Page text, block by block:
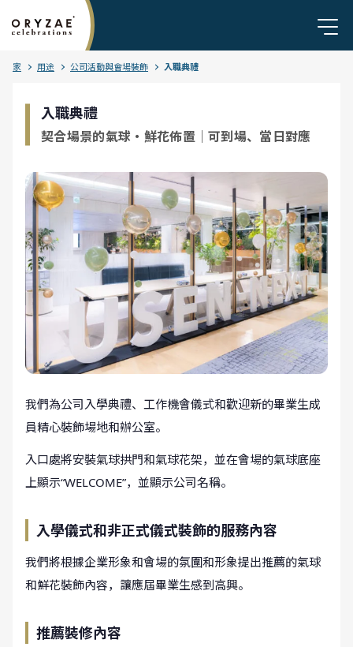
家 用途 公司活動與會場裝飾 入職典禮
入職典禮
契合場景的氣球・鮮花佈置｜可到場、當日對應
我們為公司入學典禮、工作機會儀式和歡迎新的畢業生成
員精心裝飾場地和辦公室。
入口處將安裝氣球拱門和氣球花架，並在會場的氣球底座
上顯示“WELCOME”，並顯示公司名稱。
入學儀式和非正式儀式裝飾的服務內容
我們將根據企業形象和會場的氛圍和形象提出推薦的氣球
和鮮花裝飾內容，讓應屆畢業生感到高興。
推薦裝修內容